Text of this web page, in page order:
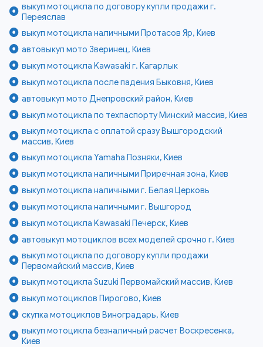
выкуп мотоцикла по договору купли продажи г.
Переяслав
выкуп мотоцикла наличными Протасов Яр, Киев
автовыкуп мото Зверинец, Киев
выкуп мотоцикла Kawasaki г. Кагарлык
выкуп мотоцикла после падения Быковня, Киев
автовыкуп мото Днепровский район, Киев
выкуп мотоцикла по техпаспорту Минский массив, Киев
выкуп мотоцикла с оплатой сразу Вышгородский
массив, Киев
выкуп мотоцикла Yamaha Позняки, Киев
выкуп мотоцикла наличными Приречная зона, Киев
выкуп мотоцикла наличными г. Белая Церковь
выкуп мотоцикла наличными г. Вышгород
выкуп мотоцикла Kawasaki Печерск, Киев
автовыкуп мотоциклов всех моделей срочно г. Киев
выкуп мотоцикла по договору купли продажи
Первомайский массив, Киев
выкуп мотоцикла Suzuki Первомайский массив, Киев
выкуп мотоциклов Пирогово, Киев
скупка мотоциклов Виноградарь, Киев
выкуп мотоцикла безналичный расчет Воскресенка,
Киев